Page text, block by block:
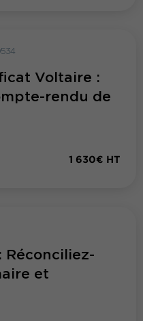
Voltaire :
rendu de
1 630€ HT
Réconciliez-
et